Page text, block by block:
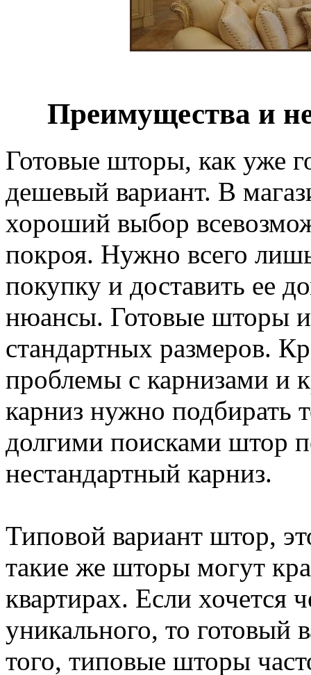
Преимущества и
Готовые шторы, как уже
дешевый вариант. В
хороший выбор
покроя. Нужно всего
покупку и доставить ее
нюансы. Готовые шторы
стандартных размеров.
проблемы с карнизами и
карниз нужно подбирать
долгими поисками штор
нестандартный карниз.
Типовой вариант штор,
такие же шторы могут
квартирах. Если хочется
уникального, то готовый
того, типовые шторы